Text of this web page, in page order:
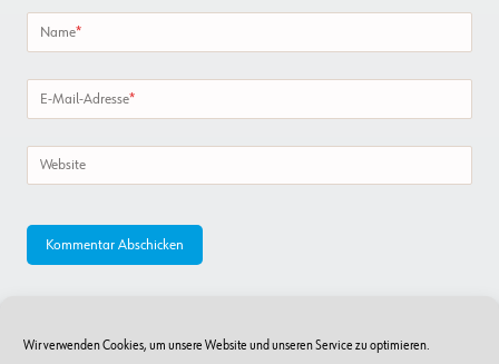
Wir verwenden Cookies, um unsere Website und unseren Service zu optimieren.
Name*
E-Mail-Adresse*
Website